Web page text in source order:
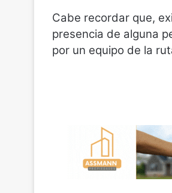
Cabe recordar que,
presencia de alguna
por un equipo de la